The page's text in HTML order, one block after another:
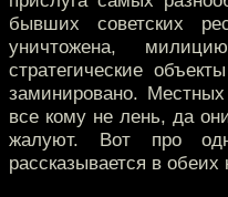
бывших советских
уничтожена,
стратегические
заминировано.
все кому не лень, да
жалуют. Вот про
рассказывается в обеих